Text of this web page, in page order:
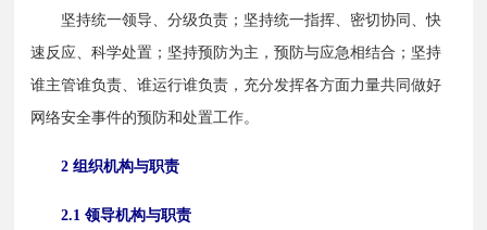
坚持统一领导、分级负责；坚持统一指挥、密切协同、快
速反应、科学处置；坚持预防为主，预防与应急相结合；坚持
谁主管谁负责、谁运行谁负责，充分发挥各方面力量共同做好
网络安全事件的预防和处置工作。
2 组织机构与职责
2.1 领导机构与职责